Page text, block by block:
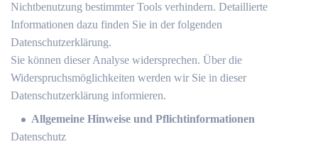
Nichtbenutzung bestimmter Tools verhindern. Detaillierte
Informationen dazu finden Sie in der folgenden
Datenschutzerklärung.
Sie können dieser Analyse widersprechen. Über die
Widerspruchsmöglichkeiten werden wir Sie in dieser
Datenschutzerklärung informieren.
Allgemeine Hinweise und Pflichtinformationen
Datenschutz